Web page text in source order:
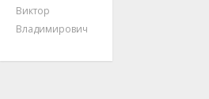
Виктор
Владимирович